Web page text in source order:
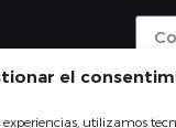
el
experiencias, utilizamos